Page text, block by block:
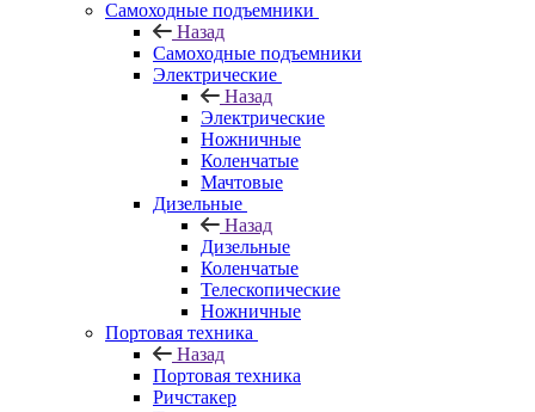
Самоходные подъемники
Назад
Самоходные подъемники
Электрические
Назад
Электрические
Ножничные
Коленчатые
Мачтовые
Дизельные
Назад
Дизельные
Коленчатые
Телескопические
Ножничные
Портовая техника
Назад
Портовая техника
Ричстакер